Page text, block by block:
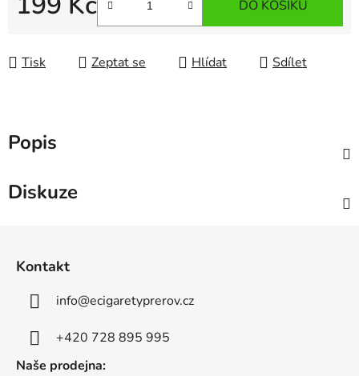
DO KOŠÍKU
Tisk Zeptat se Hlídat Sdílet
Popis
Diskuze
Kontakt
info@ecigaretyprerov.cz
+420 728 895 995
Naše prodejna: